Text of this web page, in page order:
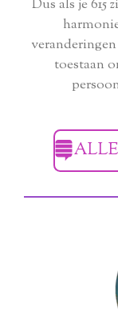
Dus als je
toestaan